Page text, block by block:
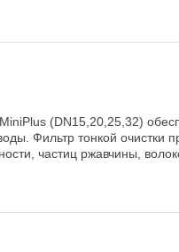
(DN15,20,25,32)
Фильтр тонкой очистки
частиц ржавчины,